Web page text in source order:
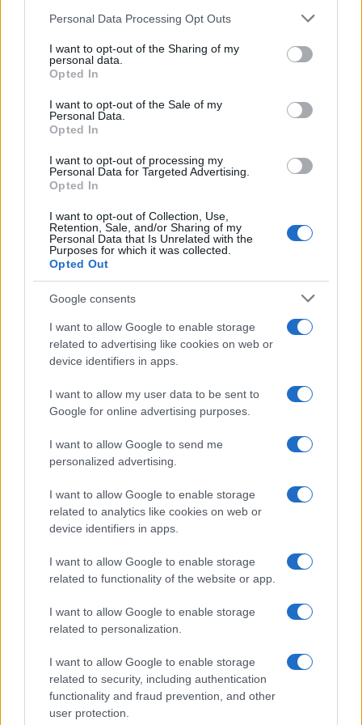
Please note that this website/app uses one or more Google
not limited to your visit or usage behaviour. You may click to
grant or deny consent to Google and its third-party tags to
use your data for below specified purposes in below Google
consent section.
Personal Data Processing Opt Outs
I want to opt-out of the Sharing of my
personal data.
Opted In
I want to opt-out of the Sale of my
Personal Data.
Opted In
I want to opt-out of processing my
Personal Data for Targeted Advertising.
Opted In
I want to opt-out of Collection, Use,
Retention, Sale, and/or Sharing of my
Personal Data that Is Unrelated with the
Purposes for which it was collected.
Opted Out
Google consents
I want to allow Google to enable storage
related to advertising like cookies on web or
device identifiers in apps.
I want to allow my user data to be sent to
Google for online advertising purposes.
I want to allow Google to send me
personalized advertising.
I want to allow Google to enable storage
related to analytics like cookies on web or
device identifiers in apps.
I want to allow Google to enable storage
related to functionality of the website or app.
I want to allow Google to enable storage
related to personalization.
I want to allow Google to enable storage
related to security, including authentication
functionality and fraud prevention, and other
user protection.
Fourlis: Συμφωνία για την πώληση συμμετοχής στο Sofia
Χρηματιστήριο Αθηνών:
Εβδομαδιαία άνοδος 1,76%,
κέρδη 23,31% από τις αρχές
του έτους
θητεία του Γρηγόρη
Δημητριάδη - Ο Γιάννης
Αλαφούζος επιστρέφει στη
Media: Με ενίσχυση 8 εκατ. ευρώ σε 451 επιχειρήσεις
ξεκίνησε το πρόγραμμα στήριξης- Κάλυψη εισφορών
ΕΔΟΕΑΠ
Η Toyota φέρνει νέα γενιά
αυτοκινητοβιομηχανία
Νέο Audi A2 e-tron με στόχο την κορυφή της
αποδοτικότητας